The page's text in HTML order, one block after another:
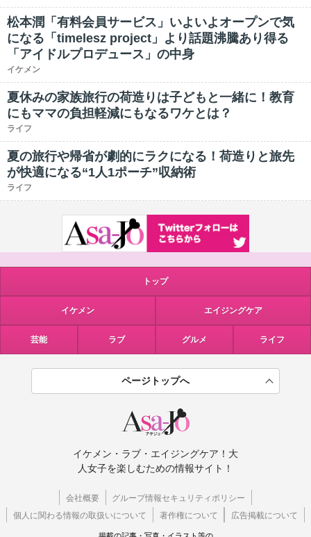
松本潤「有料会員サービス」いよいよオープンで気
になる「timelesz project」より話題沸騰あり得る
「アイドルプロデュース」の中身
イケメン
夏休みの家族旅行の荷造りは子どもと一緒に！教育
にもママの負担軽減にもなるワケとは？
ライフ
夏の旅行や帰省が劇的にラクになる！荷造りと旅先
が快適になる“1人1ポーチ”収納術
ライフ
トップ
イケメン エイジングケア
芸能 ラブ グルメ ライフ
ページトップへ
イケメン・ラブ・エイジングケア！大
人女子を楽しむための情報サイト！
会社概要
グループ情報セキュリティポリシー
個人に関わる情報の取扱いについて
著作権について 広告掲載について